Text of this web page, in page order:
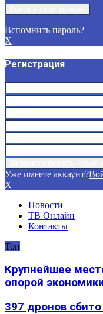
Вспомнить пароль?
X
Регистрация
Уже имеете аккаунт?
X
Новости
ТВ Онлайн
Контакты
Топ
Крупнейшее
опорой
397 дронов